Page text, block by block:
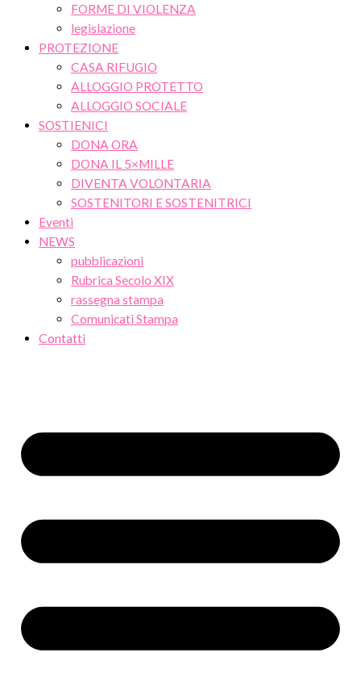
FORME DI VIOLENZA
legislazione
PROTEZIONE
CASA RIFUGIO
ALLOGGIO PROTETTO
ALLOGGIO SOCIALE
SOSTIENICI
DONA ORA
DONA IL 5×MILLE
DIVENTA VOLONTARIA
SOSTENITORI E SOSTENITRICI
Eventi
NEWS
pubblicazioni
Rubrica Secolo XIX
rassegna stampa
Comunicati Stampa
Contatti